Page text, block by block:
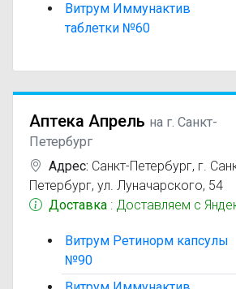
Витрум Иммунактив
таблетки №60
Аптека Апрель на г. Санкт-
Петербург
Адрес: Санкт-Петербург, г.
Петербург, ул. Луначарского, 54
Доставка : Доставляем с
Витрум Ретинорм капсулы
№90